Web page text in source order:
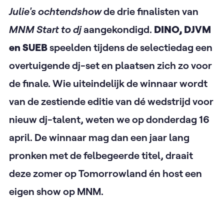
Julie's ochtendshowde drie finalisten van
MNM Start to djaangekondigd. DINO, DJVM
en SUEBspeelden tijdens de selectiedag een
overtuigende dj-set en plaatsen zich zo voor
de finale. Wie uiteindelijk de winnaar wordt
van de zestiende editie van dé wedstrijd voor
nieuw dj-talent, weten we op donderdag 16
april. De winnaar mag dan een jaar lang
pronken met de felbegeerde titel, draait
deze zomer op Tomorrowland én host een
eigen show op MNM.